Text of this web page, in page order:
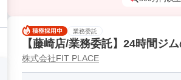
業務委託
【藤崎店/業務委託】24時間ジ
株式会社FIT PLACE